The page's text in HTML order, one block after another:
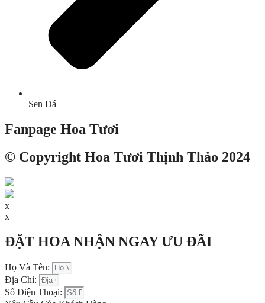
Sen Đá
Fanpage Hoa Tươi
© Copyright Hoa Tươi Thịnh Thảo 2024
x
x
ĐẶT HOA NHẬN NGAY ƯU ĐÃI
Họ Và Tên:
Địa Chỉ:
Số Điện Thoại: